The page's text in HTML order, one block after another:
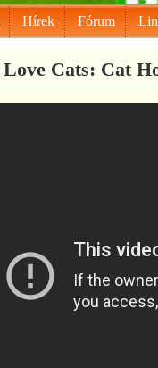
Hírek Fórum
Cats: Cat